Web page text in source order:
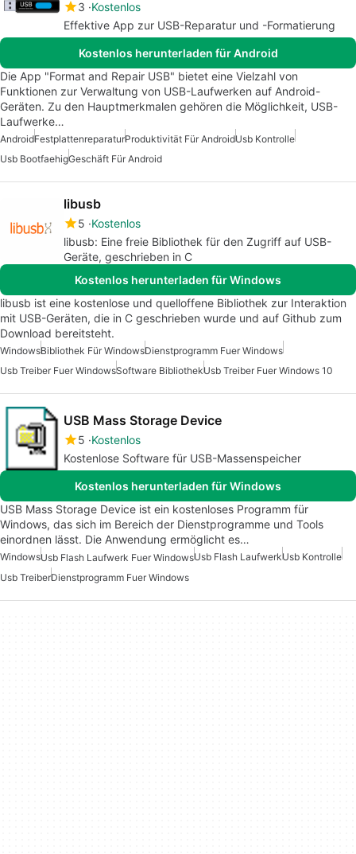
3 Kostenlos
Effektive App zur USB-Reparatur und -Formatierung
Kostenlos herunterladen für Android
Die App "Format and Repair USB" bietet eine Vielzahl von
Funktionen zur Verwaltung von USB-Laufwerken auf Android-
Geräten. Zu den Hauptmerkmalen gehören die Möglichkeit, USB-
Laufwerke…
AndroidFestplattenreparaturProduktivität Für AndroidUsb Kontrolle
Usb BootfaehigGeschäft Für Android
libusb
5 Kostenlos
libusb: Eine freie Bibliothek für den Zugriff auf USB-
Geräte, geschrieben in C
Kostenlos herunterladen für Windows
libusb ist eine kostenlose und quelloffene Bibliothek zur Interaktion
mit USB-Geräten, die in C geschrieben wurde und auf Github zum
Download bereitsteht.
WindowsBibliothek Für WindowsDienstprogramm Fuer Windows
Usb Treiber Fuer WindowsSoftware BibliothekUsb Treiber Fuer Windows 10
USB Mass Storage Device
5 Kostenlos
Kostenlose Software für USB-Massenspeicher
Kostenlos herunterladen für Windows
USB Mass Storage Device ist ein kostenloses Programm für
Windows, das sich im Bereich der Dienstprogramme und Tools
einordnen lässt. Die Anwendung ermöglicht es…
WindowsUsb Flash Laufwerk Fuer WindowsUsb Flash LaufwerkUsb Kontrolle
Usb TreiberDienstprogramm Fuer Windows